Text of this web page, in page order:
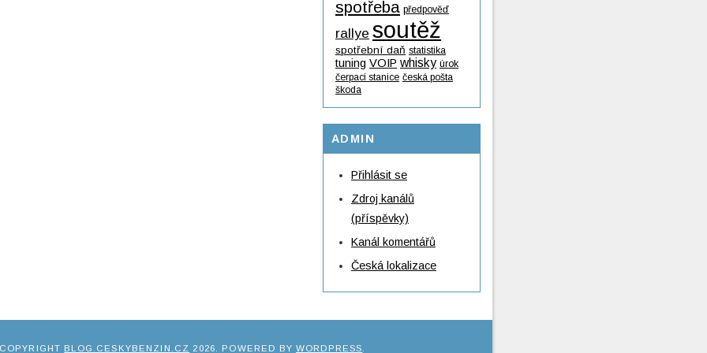
spotřeba předpověď
rallye soutěž
spotřební daň statistika
tuning VOIP whisky úrok
čerpací stanice česká pošta
škoda
ADMIN
Přihlásit se
Zdroj kanálů
(příspěvky)
Kanál komentářů
Česká lokalizace
BLOG.CESKYBENZIN.CZ 2026 . POWERED BY WORDPRESS